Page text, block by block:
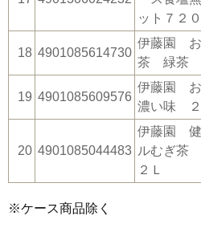
ット７２０
18 4901085614730
伊藤園 お
茶 緑茶
19 4901085609576
伊藤園 お
濃い味 ２
20 4901085044483
伊藤園 健
ルむぎ
２Ｌ
※ケース商品除く